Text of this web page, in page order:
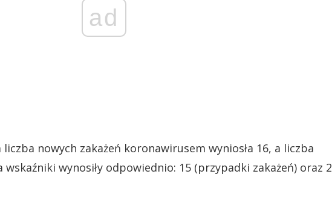
ad
liczba nowych zakażeń koronawirusem wyniosła 16, a liczba
wynosiły odpowiednio: 15 (przypadki zakażeń) oraz 2